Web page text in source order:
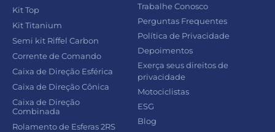
Kit Top
Kit Titanium
Semi kit Riffel Carbon
Corrente de Comando
Caixa de Direção Esférica
Caixa de Direção Cônica
Caixa de Direção
Combinada
Rolamento de Esferas 2RS
Trabalhe Conosco
Perguntas Frequentes
Política de Privacidade
Depoimentos
Exerça seus direitos de
privacidade
Motociclistas
ESG
Blog